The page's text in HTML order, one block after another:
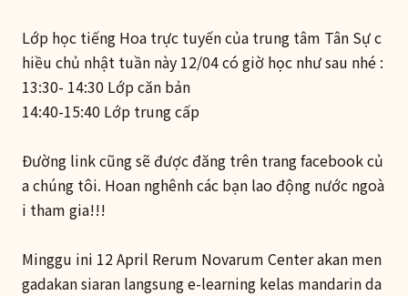
Lớp học tiếng Hoa trực tuyến của trung tâm Tân Sự c
hiều chủ nhật tuần này 12/04 có giờ học như sau nhé :
13:30- 14:30 Lớp căn bản
14:40-15:40 Lớp trung cấp
Đường link cũng sẽ được đăng trên trang facebook củ
a chúng tôi. Hoan nghênh các bạn lao động nước ngoà
i tham gia!!!
Minggu ini 12 April Rerum Novarum Center akan men
gadakan siaran langsung e-learning kelas mandarin da